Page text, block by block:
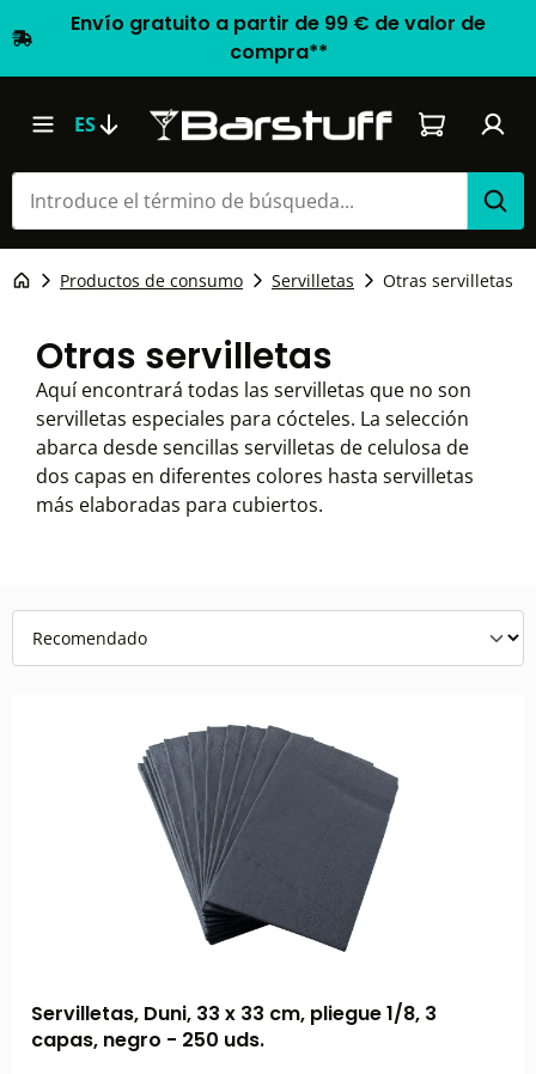
Envío gratuito a partir de 99 € de valor de
compra**
ES El carrito
Productos de consumo Servilletas Otras servilletas
Otras servilletas
Aquí encontrará todas las servilletas que no son
servilletas especiales para cócteles. La selección
abarca desde sencillas servilletas de celulosa de
dos capas en diferentes colores hasta servilletas
más elaboradas para cubiertos.
Servilletas, Duni, 33 x 33 cm, pliegue 1/8, 3
capas, negro - 250 uds.